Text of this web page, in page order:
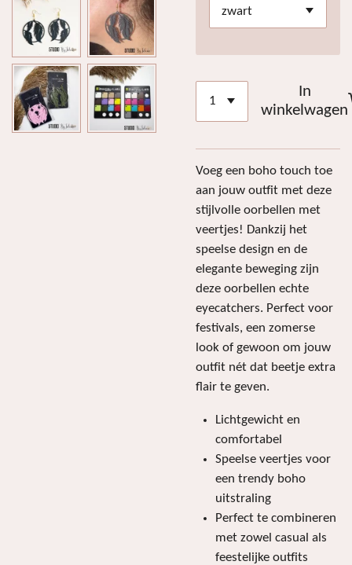
In
winkelwagen
Voeg een boho touch toe
aan jouw outfit met deze
stijlvolle oorbellen met
veertjes! Dankzij het
speelse design en de
elegante beweging zijn
deze oorbellen echte
eyecatchers. Perfect voor
festivals, een zomerse
look of gewoon om jouw
outfit nét dat beetje extra
flair te geven.
Lichtgewicht en
comfortabel
Speelse veertjes voor
een trendy boho
uitstraling
Perfect te combineren
met zowel casual als
feestelijke outfits